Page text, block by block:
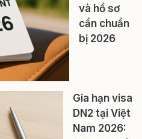
và hồ sơ
cần chuẩn
bị 2026
Gia hạn visa
DN2 tại Việt
Nam 2026: